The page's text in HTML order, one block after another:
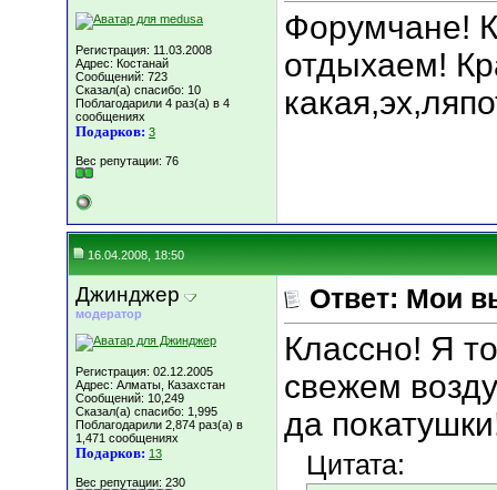
Регистрация: 11.03.2008
Адрес: Костанай
Сообщений: 723
Сказал(а) спасибо: 10
Поблагодарили 4 раз(а) в 4
сообщениях
Подарков: 3
Вес репутации: 76
Форумчане!
отдыхаем!
16.04.2008, 18:50
Джинджер
модератор
Регистрация: 02.12.2005
Адрес: Алматы, Казахстан
Сообщений: 10,249
Сказал(а) спасибо: 1,995
Поблагодарили 2,874 раз(а) в
1,471 сообщениях
Подарков: 13
Вес репутации: 230
Ответ: Мои
Классно! Я
свежем
да
Цитата: